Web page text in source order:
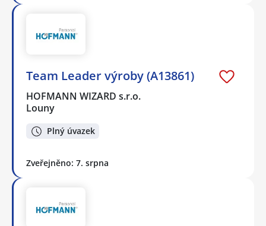
Team Leader výroby (A13861)
HOFMANN WIZARD s.r.o.
Louny
Plný úvazek
Zveřejněno: 7. srpna